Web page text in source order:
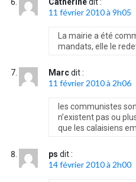
11 février 2010 à 9h05
La mairie a été
mandats, elle le
Marc dit :
11 février 2010 à 2h06
les communistes
n’existent pas ou
que les calaisiens
ps dit :
14 février 2010 à 2h00